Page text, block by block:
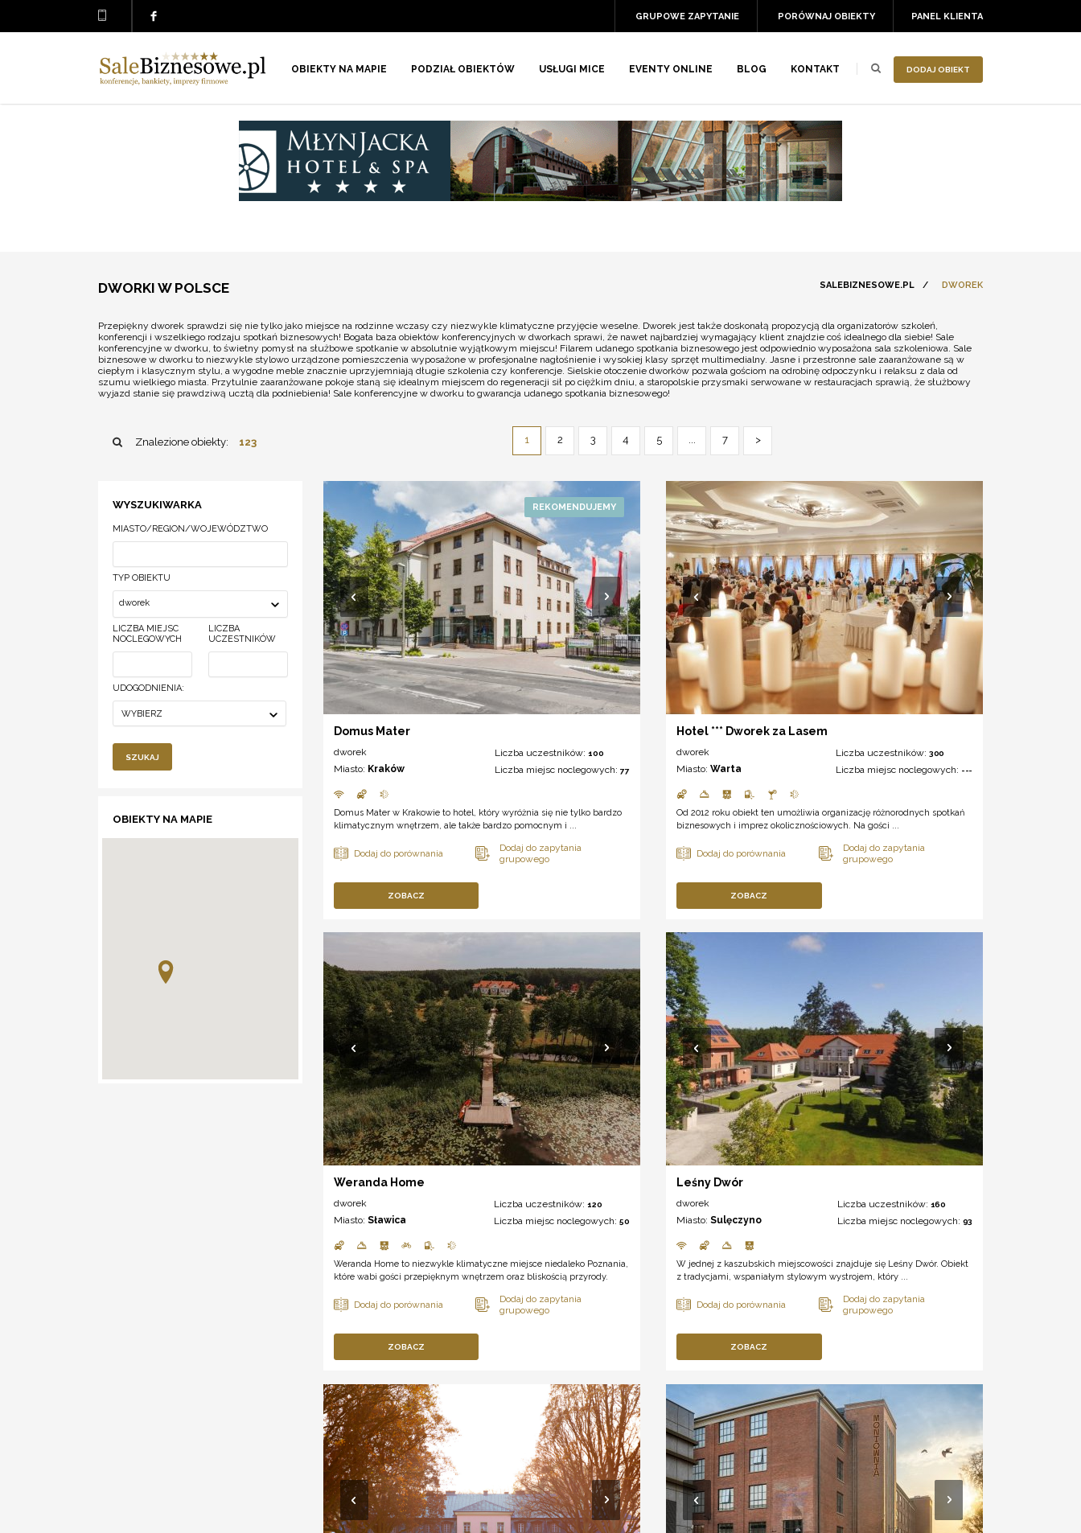
PANEL KLIENTA
PORÓWNAJ OBIEKTY
GRUPOWE ZAPYTANIE
DODAJ OBIEKT
OBIEKTY NA MAPIE PODZIAŁ OBIEKTÓW USŁUGI MICE EVENTY ONLINE BLOG KONTAKT
DWORKI W POLSCE SALEBIZNESOWE.PL / DWOREK
Przepiękny dworek sprawdzi się nie tylko jako miejsce na rodzinne wczasy czy niezwykle klimatyczne przyjęcie weselne. Dworek jest także doskonałą propozycją dla organizatorów szkoleń,
konferencji i wszelkiego rodzaju spotkań biznesowych! Bogata baza obiektów konferencyjnych w dworkach sprawi, że nawet najbardziej wymagający klient znajdzie coś idealnego dla siebie! Sale
konferencyjne w dworku, to świetny pomysł na służbowe spotkanie w absolutnie wyjątkowym miejscu! Filarem udanego spotkania biznesowego jest odpowiednio wyposażona sala szkoleniowa. Sale
biznesowe w dworku to niezwykle stylowo urządzone pomieszczenia wyposażone w profesjonalne nagłośnienie i wysokiej klasy sprzęt multimedialny. Jasne i przestronne sale zaaranżowane są w
ciepłym i klasycznym stylu, a wygodne meble znacznie uprzyjemniają długie szkolenia czy konferencje. Sielskie otoczenie dworków pozwala gościom na odrobinę odpoczynku i relaksu z dala od
szumu wielkiego miasta. Przytulnie zaaranżowane pokoje staną się idealnym miejscem do regeneracji sił po ciężkim dniu, a staropolskie przysmaki serwowane w restauracjach sprawią, że służbowy
wyjazd stanie się prawdziwą ucztą dla podniebienia! Sale konferencyjne w dworku to gwarancja udanego spotkania biznesowego!
Znalezione obiekty: 123
WYSZUKIWARKA
MIASTO/REGION/WOJEWÓDZTWO
TYP OBIEKTU
dworek
LICZBA MIEJSC
NOCLEGOWYCH
LICZBA
UCZESTNIKÓW
UDOGODNIENIA:
WYBIERZ
SZUKAJ
OBIEKTY NA MAPIE
1 2 3 4 5 ... 7 >
Domus Mater
dworek
Miasto: Kraków
Liczba uczestników:100
Liczba miejsc noclegowych:77
Domus Mater w Krakowie to hotel, który wyróżnia się nie tylko bardzo
klimatycznym wnętrzem, ale także bardzo pomocnym i ...
ZOBACZ
Hotel *** Dworek za Lasem
dworek
Miasto:Warta
Liczba uczestników: 300
Liczba miejsc noclegowych: ---
Od 2012 roku obiekt ten umożliwia organizację różnorodnych spotkań
biznesowych i imprez okolicznościowych. Na gości ...
ZOBACZ
Weranda Home
dworek
Miasto: Sławica
Liczba uczestników:120
Liczba miejsc noclegowych:50
Weranda Home to niezwykle klimatyczne miejsce niedaleko Poznania,
które wabi gości przepięknym wnętrzem oraz bliskością przyrody.
ZOBACZ
Leśny Dwór
dworek
Miasto:Sulęczyno
Liczba uczestników: 160
Liczba miejsc noclegowych: 93
W jednej z kaszubskich miejscowości znajduje się Leśny Dwór. Obiekt
z tradycjami, wspaniałym stylowym wystrojem, który ...
ZOBACZ